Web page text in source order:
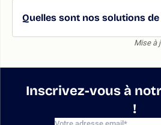
Quelles sont nos solutions
Mise à
Inscrivez-vous à
!